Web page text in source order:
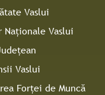
Vaslui
Vaslui
Vaslui
Forţei de Muncă